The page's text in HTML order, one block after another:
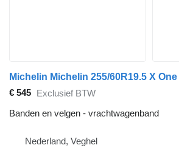
Michelin Michelin 255/60R19.5 X
€ 545 Exclusief BTW
Banden en velgen - vrachtwagenband
Nederland, Veghel